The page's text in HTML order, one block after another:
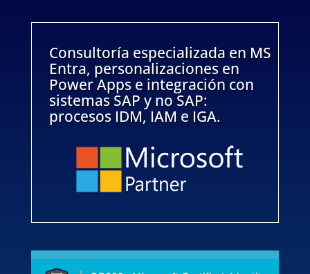
Consultoría especializada en MS
Entra, personalizaciones en
Power Apps e integración con
sistemas SAP y no SAP:
procesos IDM, IAM e IGA.